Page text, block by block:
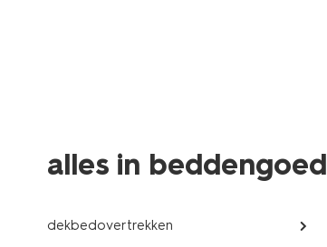
alles in beddengoed
dekbedovertrekken